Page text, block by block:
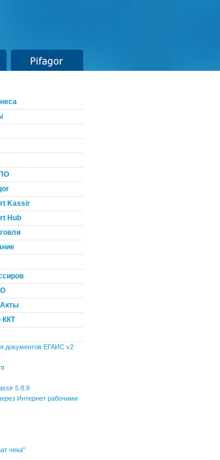
Pifagor
Kassir
Hub
ККТ
документов ЕГАИС v2
5.8.9
Интернет рабочими
чека"